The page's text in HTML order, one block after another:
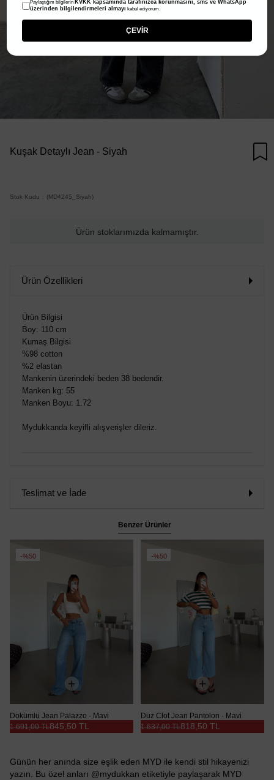
Kuşak Detaylı Jean - Siyah
Stok Kodu (MD4245_Siyah)
Ürün stoklarımızda kalmamıştır.
Ürün Özellikleri
Ürün Bilgisi
Boy: 110 cm
Kumaş Bilgisi
%98 cotton
%2 elastan
Mankenin üzerindeki beden 38 bedendir.
Manken kg: 55
Manken Boyu: 1.72
Mydukkanda keyifli alışverişler dileriz.
Teslimat ve İade
Benzer Ürünler
%50
Dökümlü Jean Palazzo - Mavi
845,50 TL
1.691,00 TL
%50
Düz Clot Jean Pantolon - Mavi
818,50 TL
1.637,00 TL
Günün her anında size eşlik eden MYD ile kendi stil hikayenizi
yazın. Bu özel anları @mydukkan etiketiyle paylaşarak MYD
Paylaştığım bilgilerin KVKK kapsamında tarafınızca korunmasını, sms ve WhatsApp
üzerinden bilgilendirmeleri almayı kabul ediyorum.
ÇEVİR